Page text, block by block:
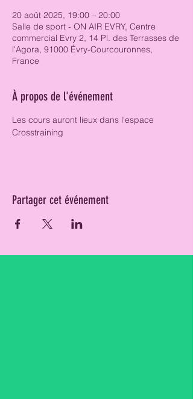
20 août 2025, 19:00 – 20:00
Salle de sport - ON AIR EVRY, Centre
commercial Evry 2, 14 Pl. des Terrasses de
l'Agora, 91000 Évry-Courcouronnes,
France
À propos de l'événement
Les cours auront lieux dans l'espace
Crosstraining
Partager cet événement